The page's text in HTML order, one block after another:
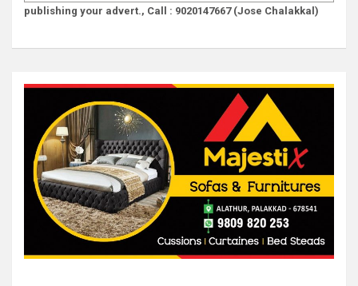
publishing your advert., Call : 9020147667 (Jose Chalakkal)